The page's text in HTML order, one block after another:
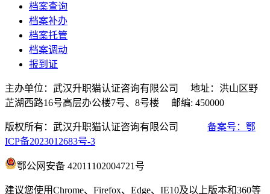
档案查询
档案补办
档案托管
档案调动
报到证
主办单位：武汉升职猫认证咨询有限公司 地址：洪山区野
芷湖西路16号高层办公楼7号、8号楼 邮编: 450000
版权所有：武汉升职猫认证咨询有限公司 备案号：鄂
ICP备2023012683号-3
鄂公网安备 42011102004721号
建议您使用Chrome、Firefox、Edge、IE10及以上版本和360等